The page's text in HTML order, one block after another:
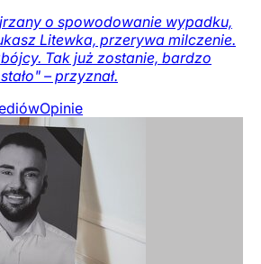
o spowodowanie wypadku,
Litewka, przerywa milczenie.
Tak już zostanie, bardzo
– przyznał.
Opinie